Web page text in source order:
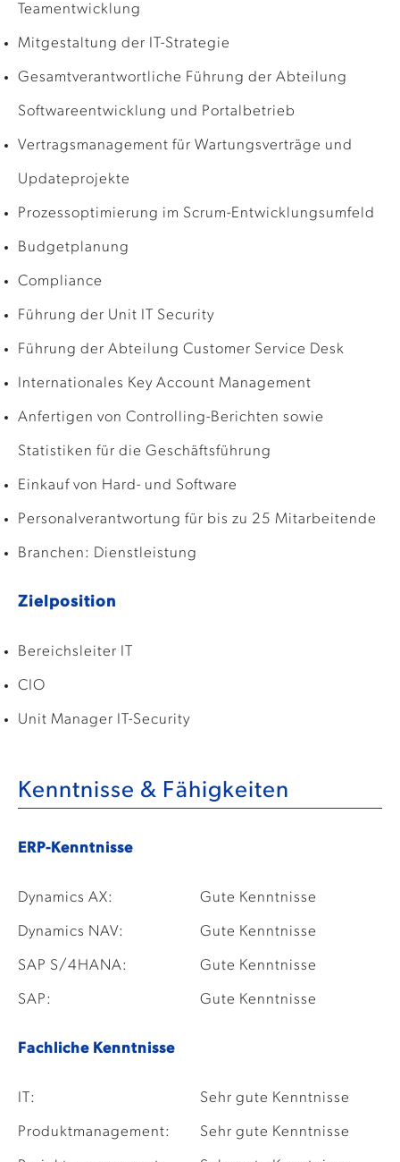
Teamentwicklung
Mitgestaltung der IT-Strategie
Gesamtverantwortliche Führung der Abteilung
Softwareentwicklung und Portalbetrieb
Vertragsmanagement für Wartungsverträge und
Updateprojekte
Prozessoptimierung im Scrum-Entwicklungsumfeld
Budgetplanung
Compliance
Führung der Unit IT Security
Führung der Abteilung Customer Service Desk
Internationales Key Account Management
Anfertigen von Controlling-Berichten sowie
Statistiken für die Geschäftsführung
Einkauf von Hard- und Software
Personalverantwortung für bis zu 25 Mitarbeitende
Branchen: Dienstleistung
Zielposition
Bereichsleiter IT
CIO
Unit Manager IT-Security
Kenntnisse & Fähigkeiten
ERP-Kenntnisse
Dynamics AX: Gute Kenntnisse
Dynamics NAV: Gute Kenntnisse
SAP S/4HANA: Gute Kenntnisse
SAP: Gute Kenntnisse
Fachliche Kenntnisse
IT: Sehr gute Kenntnisse
Produktmanagement: Sehr gute Kenntnisse